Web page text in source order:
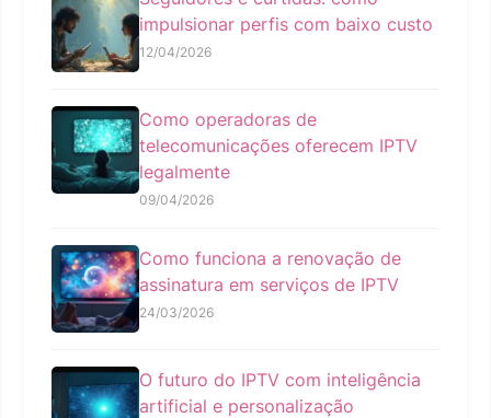
impulsionar perfis com baixo custo
12/04/2026
Como operadoras de
telecomunicações oferecem IPTV
legalmente
09/04/2026
Como funciona a renovação de
assinatura em serviços de IPTV
24/03/2026
O futuro do IPTV com inteligência
artificial e personalização